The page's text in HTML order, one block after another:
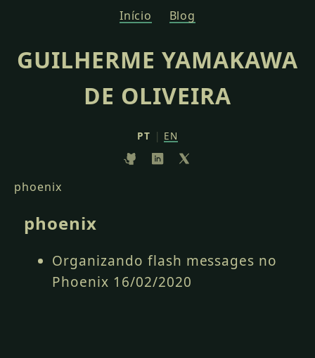
Início Blog
GUILHERME YAMAKAWA
DE OLIVEIRA
PT | EN
phoenix
phoenix
Organizando flash messages no
Phoenix 16/02/2020